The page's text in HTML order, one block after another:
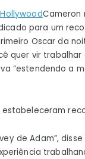
Cameron
para um
Oscar da
quer vir
“estendendo a
estabeleceram
de Adam”,